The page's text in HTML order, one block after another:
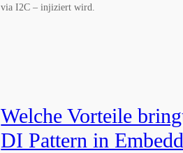
via I2C – injiziert wird.
Welche Vorteile
DI Pattern in